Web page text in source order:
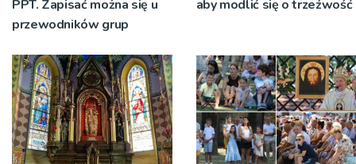
PPT. Zapisać można się u
przewodników grup
aby modlić się o trzeźwość